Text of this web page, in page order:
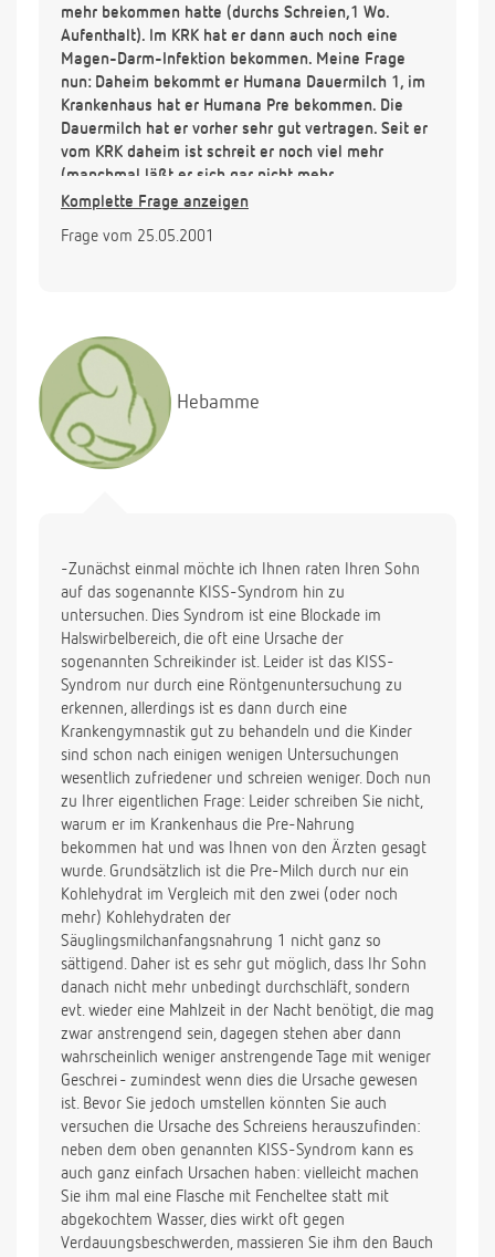
mehr bekommen hatte (durchs Schreien,1 Wo.
Aufenthalt). Im KRK hat er dann auch noch eine
Magen-Darm-Infektion bekommen. Meine Frage
nun: Daheim bekommt er Humana Dauermilch 1, im
Krankenhaus hat er Humana Pre bekommen. Die
Dauermilch hat er vorher sehr gut vertragen. Seit er
vom KRK daheim ist schreit er noch viel mehr
(manchmal läßt er sich gar nicht mehr
beruhigen)ich glaube, daß er Blähungen hat. Kann
auch umstellen? Ich habe bedenken, daß er dann
Komplette Frage anzeigen
Frage vom 25.05.2001
Hebamme
-Zunächst einmal möchte ich Ihnen raten Ihren Sohn
auf das sogenannte KISS-Syndrom hin zu
untersuchen. Dies Syndrom ist eine Blockade im
Halswirbelbereich, die oft eine Ursache der
sogenannten Schreikinder ist. Leider ist das KISS-
Syndrom nur durch eine Röntgenuntersuchung zu
erkennen, allerdings ist es dann durch eine
Krankengymnastik gut zu behandeln und die Kinder
sind schon nach einigen wenigen Untersuchungen
wesentlich zufriedener und schreien weniger. Doch nun
zu Ihrer eigentlichen Frage: Leider schreiben Sie nicht,
warum er im Krankenhaus die Pre-Nahrung
bekommen hat und was Ihnen von den Ärzten gesagt
wurde. Grundsätzlich ist die Pre-Milch durch nur ein
Kohlehydrat im Vergleich mit den zwei (oder noch
mehr) Kohlehydraten der
Säuglingsmilchanfangsnahrung 1 nicht ganz so
sättigend. Daher ist es sehr gut möglich, dass Ihr Sohn
danach nicht mehr unbedingt durchschläft, sondern
evt. wieder eine Mahlzeit in der Nacht benötigt, die mag
zwar anstrengend sein, dagegen stehen aber dann
wahrscheinlich weniger anstrengende Tage mit weniger
Geschrei - zumindest wenn dies die Ursache gewesen
ist. Bevor Sie jedoch umstellen könnten Sie auch
versuchen die Ursache des Schreiens herauszufinden:
neben dem oben genannten KISS-Syndrom kann es
auch ganz einfach Ursachen haben: vielleicht machen
Sie ihm mal eine Flasche mit Fencheltee statt mit
abgekochtem Wasser, dies wirkt oft gegen
Verdauungsbeschwerden, massieren Sie ihm den Bauch